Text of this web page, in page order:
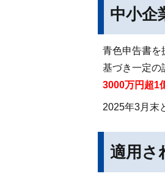
中小企
青色申告書を
基づき一定の
3000万円超1
2025年3月末
適用さ